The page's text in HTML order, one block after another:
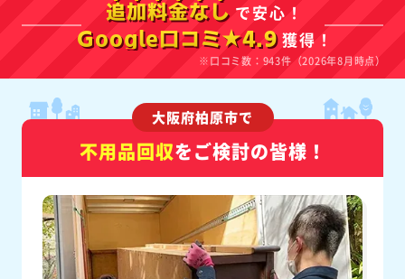
追加料金なし で安心！
Google口コミ★4.9 獲得！
※口コミ数：943件（2026年8月時点）
大阪府柏原市で
不用品回収をご検討の皆様！